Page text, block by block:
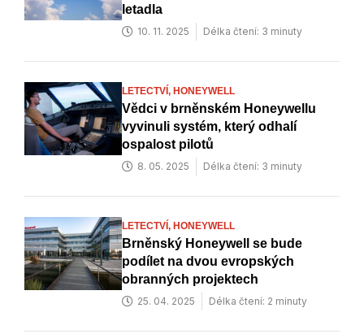
letadla
10. 11. 2025 Délka čtení: 3 minuty
LETECTVÍ, HONEYWELL
Vědci v brněnském Honeywellu
vyvinuli systém, který odhalí
ospalost pilotů
8. 05. 2025 Délka čtení: 3 minuty
LETECTVÍ, HONEYWELL
Brněnský Honeywell se bude
podílet na dvou evropských
obranných projektech
25. 04. 2025 Délka čtení: 2 minuty